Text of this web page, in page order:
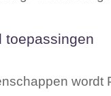
toepassingen
wordt